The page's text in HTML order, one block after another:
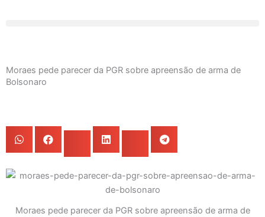
Moraes pede parecer da PGR sobre apreensão de arma de
Bolsonaro
Moraes pede parecer da PGR sobre apreensão de arma de